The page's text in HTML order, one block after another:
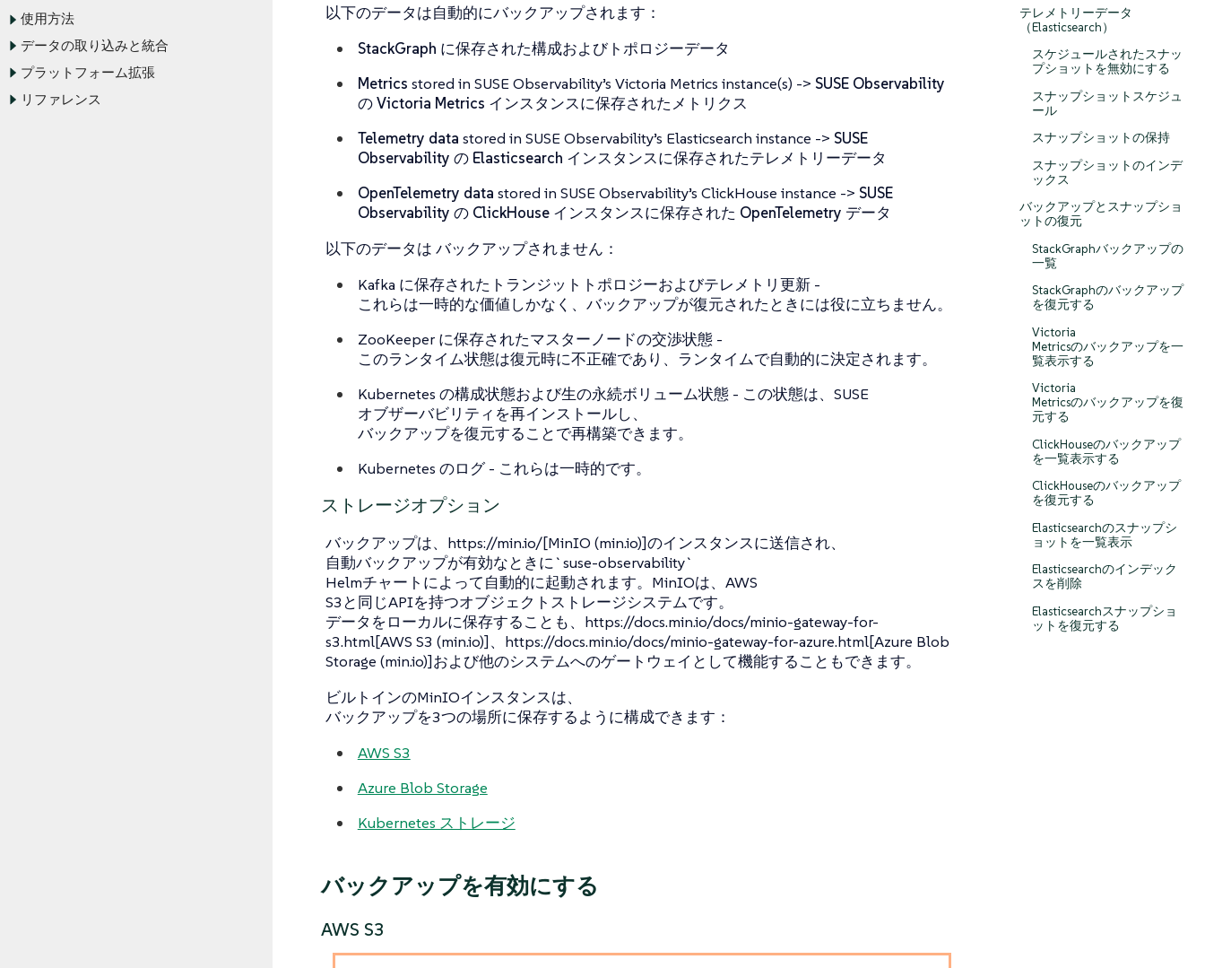
使用方法
データの取り込みと統合
プラットフォーム拡張
リファレンス
テレメトリーデータ
（Elasticsearch）
スケジュールされたスナッ
プショットを無効にする
スナップショットスケジュ
ール
スナップショットの保持
スナップショットのインデ
ックス
バックアップとスナップショ
ットの復元
StackGraphバックアップの
一覧
StackGraphのバックアップ
を復元する
Victoria
Metricsのバックアップを一
覧表示する
Victoria
Metricsのバックアップを復
元する
ClickHouseのバックアップ
を一覧表示する
ClickHouseのバックアップ
を復元する
Elasticsearchのスナップシ
ョットを一覧表示
Elasticsearchのインデック
スを削除
Elasticsearchスナップショ
ットを復元する
以下のデータは自動的にバックアップされます：
StackGraph に保存された構成およびトポロジーデータ
Metrics stored in SUSE Observability’s Victoria Metrics instance(s) -> SUSE Observability
の Victoria Metrics インスタンスに保存されたメトリクス
Telemetry data stored in SUSE Observability’s Elasticsearch instance -> SUSE
Observability の Elasticsearch インスタンスに保存されたテレメトリーデータ
OpenTelemetry data stored in SUSE Observability’s ClickHouse instance -> SUSE
Observability の ClickHouse インスタンスに保存された OpenTelemetry データ
以下のデータは バックアップされません ：
Kafka に保存されたトランジットトポロジーおよびテレメトリ更新 -
これらは一時的な価値しかなく、バックアップが復元されたときには役に立ちません。
ZooKeeper に保存されたマスターノードの交渉状態 -
このランタイム状態は復元時に不正確であり、ランタイムで自動的に決定されます。
Kubernetes の構成状態および生の永続ボリューム状態 - この状態は、SUSE
オブザーバビリティを再インストールし、
バックアップを復元することで再構築できます。
Kubernetes のログ - これらは一時的です。
ストレージオプション
バックアップは、https://min.io/[MinIO (min.io)]のインスタンスに送信され、
自動バックアップが有効なときに`suse-observability`
Helmチャートによって自動的に起動されます。MinIOは、AWS
S3と同じAPIを持つオブジェクトストレージシステムです。
データをローカルに保存することも、https://docs.min.io/docs/minio-gateway-for-
s3.html[AWS S3 (min.io)]、https://docs.min.io/docs/minio-gateway-for-azure.html[Azure Blob
Storage (min.io)]および他のシステムへのゲートウェイとして機能することもできます。
ビルトインのMinIOインスタンスは、
バックアップを3つの場所に保存するように構成できます：
AWS S3
Azure Blob Storage
Kubernetes ストレージ
バックアップを有効にする
AWS S3